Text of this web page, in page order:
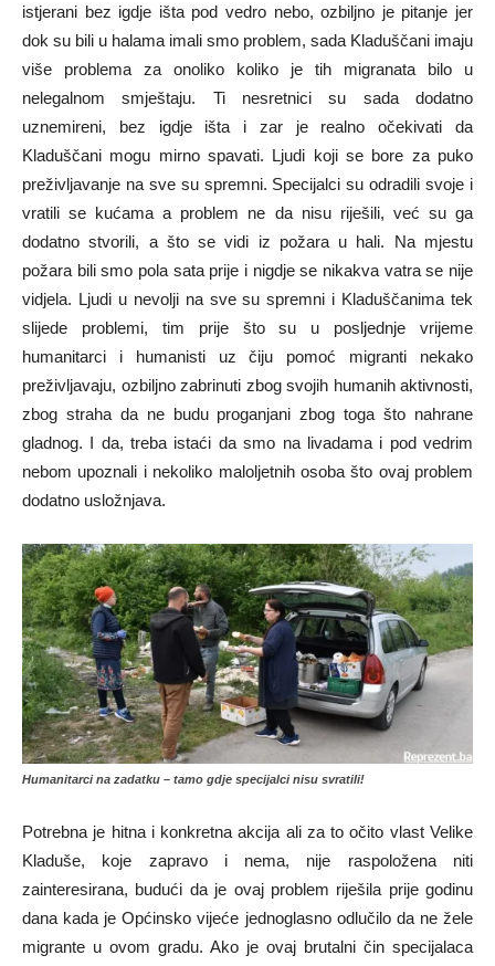
istjerani bez igdje išta pod vedro nebo, ozbiljno je pitanje jer
dok su bili u halama imali smo problem, sada Kladuščani imaju
više problema za onoliko koliko je tih migranata bilo u
nelegalnom smještaju. Ti nesretnici su sada dodatno
uznemireni, bez igdje išta i zar je realno očekivati da
Kladuščani mogu mirno spavati. Ljudi koji se bore za puko
preživljavanje na sve su spremni. Specijalci su odradili svoje i
vratili se kućama a problem ne da nisu riješili, već su ga
dodatno stvorili, a što se vidi iz požara u hali. Na mjestu
požara bili smo pola sata prije i nigdje se nikakva vatra se nije
vidjela. Ljudi u nevolji na sve su spremni i Kladuščanima tek
slijede problemi, tim prije što su u posljednje vrijeme
humanitarci i humanisti uz čiju pomoć migranti nekako
preživljavaju, ozbiljno zabrinuti zbog svojih humanih aktivnosti,
zbog straha da ne budu proganjani zbog toga što nahrane
gladnog. I da, treba istaći da smo na livadama i pod vedrim
nebom upoznali i nekoliko maloljetnih osoba što ovaj problem
dodatno usložnjava.
Humanitarci na zadatku – tamo gdje specijalci nisu svratili!
Potrebna je hitna i konkretna akcija ali za to očito vlast Velike
Kladuše, koje zapravo i nema, nije raspoložena niti
zainteresirana, budući da je ovaj problem riješila prije godinu
dana kada je Općinsko vijeće jednoglasno odlučilo da ne žele
migrante u ovom gradu. Ako je ovaj brutalni čin specijalaca